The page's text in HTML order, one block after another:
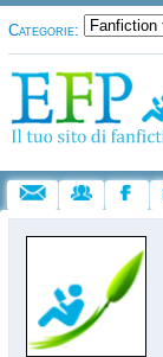
Categorie: